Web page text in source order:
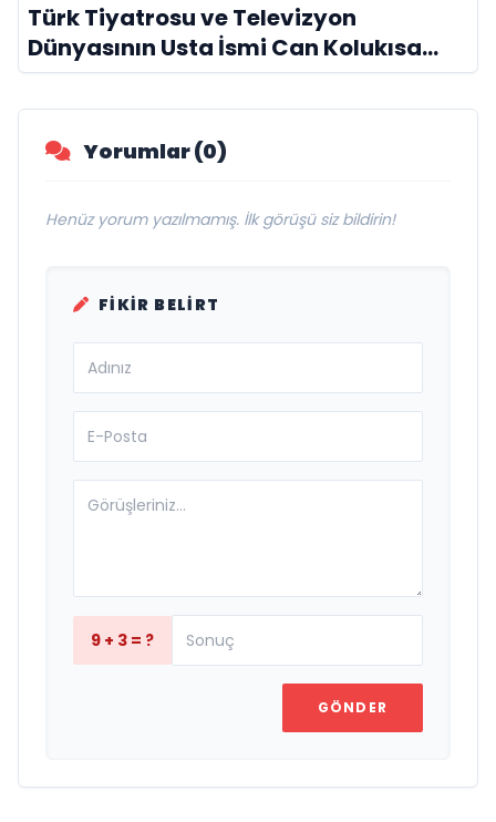
Türk Tiyatrosu ve Televizyon
Dünyasının Usta İsmi Can Kolukısa
Hayatını Kaybetti
Yorumlar (0)
Henüz yorum yazılmamış. İlk görüşü siz bildirin!
FIKIR BELIRT
9 + 3 = ?
GÖNDER